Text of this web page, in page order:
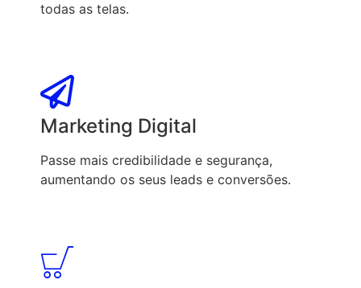
todas as telas.
Marketing Digital
Passe mais credibilidade e segurança,
aumentando os seus leads e conversões.